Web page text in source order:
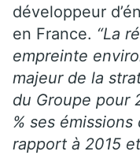
développeur
en France. “La
empreinte
majeur de la
du Groupe pour
% ses
rapport à 2015